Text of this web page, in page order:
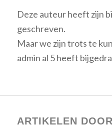
Deze auteur heeft zijn
geschreven.
Maar we zijn trots te
admin al 5 heeft
ARTIKELEN